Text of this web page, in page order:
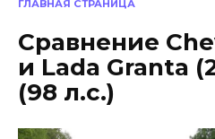
ГЛАВНАЯ СТРАНИЦА
Сравнение
и Lada Granta
(98 л.с.)